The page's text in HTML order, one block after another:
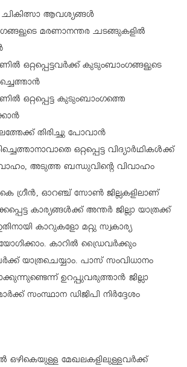
ചികിത്സാ ആവശ്യങ്ങള്‍
മരണാനന്തര ചടങ്ങുകളില്‍
ഒറ്റപ്പെട്ടവര്‍ക്ക് കുടുംബാംഗങ്ങളുടെ
ഒറ്റപ്പെട്ട കുടുംബാംഗത്തെ
തിരിച്ചു പോവാന്‍
ഒറ്റപ്പെട്ട വിദ്യാര്‍ഥികള്‍ക്ക്
അടുത്ത ബന്ധുവിന്റെ വിവാഹം
ഗ്രീന്‍, ഓറഞ്ച് സോണ്‍ ജില്ലകളിലാണ്
കാര്യങ്ങള്‍ക്ക് അന്തര്‍ ജില്ലാ യാത്രക്ക്
കാറുകളോ മറ്റു സ്വകാര്യ
കാറില്‍ ഡ്രൈവര്‍ക്കും
യാത്രചെയ്യാം. പാസ് സംവിധാനം
ഉറപ്പുവരുത്താന്‍ ജില്ലാ
സംസ്ഥാന ഡിജിപി നിര്‍ദ്ദേശം
ഒഴികെയുള്ള മേഖലകളിലുള്ളവര്‍ക്ക്